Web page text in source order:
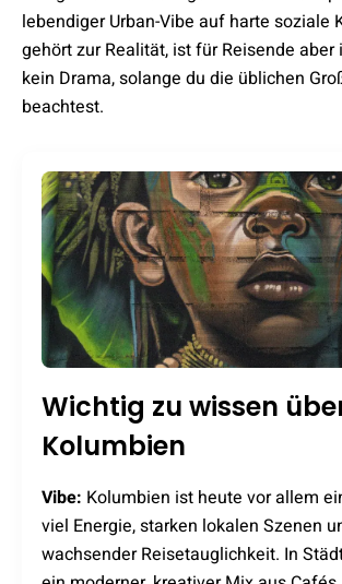
lebendiger Urban-Vibe auf harte soziale
gehört zur Realität, ist für Reisende aber
kein Drama, solange du die üblichen
beachtest.
Wichtig zu wissen
Kolumbien
Vibe: Kolumbien ist heute vor allem
viel Energie, starken lokalen Szenen
wachsender Reisetauglichkeit. In